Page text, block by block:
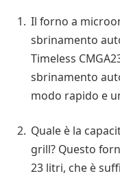
Il forno a
sbrinamento
Timeless
sbrinamento
modo rapido e
Quale è la
grill? Questo
23 litri, che è